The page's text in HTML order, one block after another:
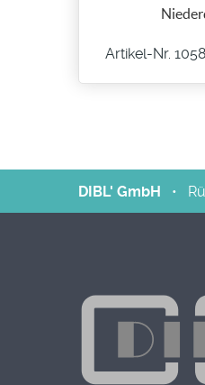
Artikel-Nr.
DIBL' GmbH •